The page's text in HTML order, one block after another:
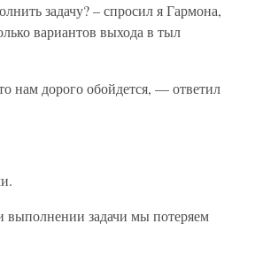
задачу? – спросил я Гармона,
вариантов выхода в тыл
нам дорого обойдется, — ответил
задачи мы потеряем